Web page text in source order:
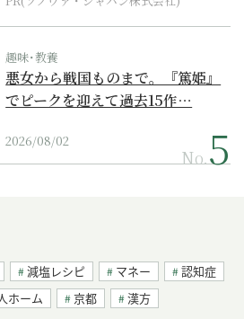
趣味･教養
悪女から戦国ものまで。『篤姫』
でピークを迎えて過去15作…
2026/08/02
No.
減塩レシピ マネー
認知症
ホーム 京都 漢方